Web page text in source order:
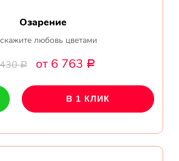
Озарение
любовь цветами
Р от 6 763 Р
В 1 КЛИК